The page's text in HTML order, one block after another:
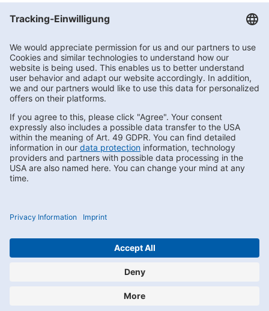
Im Hagenkamp
Subscribe to Newsletter
Privacy
Compliance
Impressum